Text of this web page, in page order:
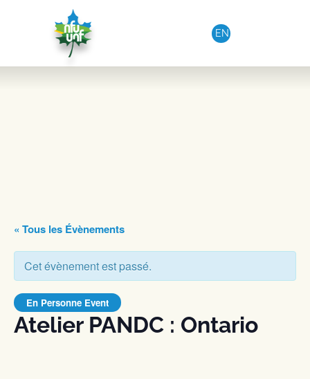
Aller au contenu
EN
« Tous les Évènements
Cet évènement est passé.
Atelier PANDC : Ontario
En Personne Event